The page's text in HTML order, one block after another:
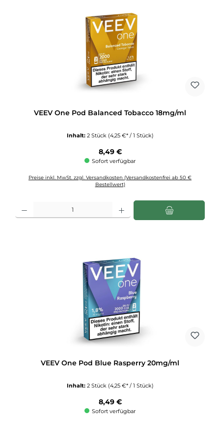
VEEV One Pod Balanced Tobacco 18mg/ml
Inhalt: 2 Stück (4,25 €* / 1 Stück)
Regulärer Preis:
8,49 €
Sofort verfügbar
Preise inkl. MwSt. zzgl. Versandkosten (Versandkostenfrei ab 50 €
Bestellwert)
Produkt Anzahl: Gib den gewünschten Wert ein oder benutze die Schaltflächen
VEEV One Pod Blue Rasperry 20mg/ml
Inhalt: 2 Stück (4,25 €* / 1 Stück)
Regulärer Preis:
8,49 €
Sofort verfügbar